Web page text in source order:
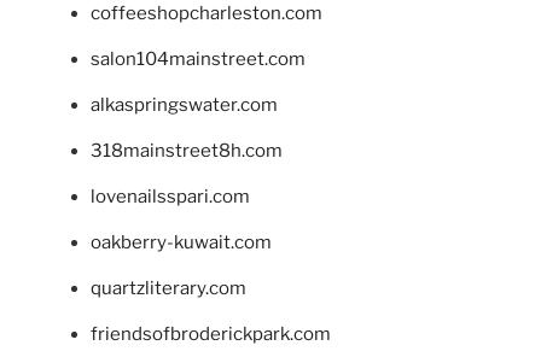
coffeeshopcharleston.com
salon104mainstreet.com
alkaspringswater.com
318mainstreet8h.com
lovenailsspari.com
oakberry-kuwait.com
quartzliterary.com
friendsofbroderickpark.com